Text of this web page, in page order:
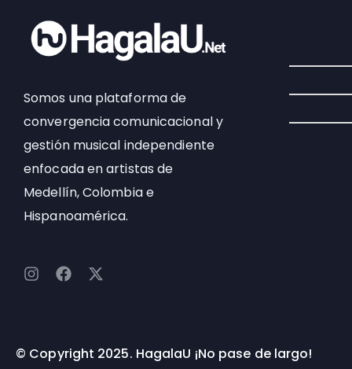
Somos una plataforma de
convergencia comunicacional y
gestión musical independiente
enfocada en artistas de
Medellín, Colombia e
Hispanoamérica.
I
g
F
o
X
t
© Copyright 2025. HagalaU ¡No pase de largo!